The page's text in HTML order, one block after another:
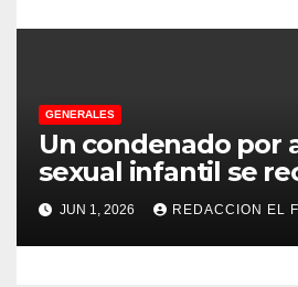
GENERALES
Un condenado por
sexual infantil se
psicopedagogo
Servicio
Rioja
JUN 1, 2026 REDACCION EL